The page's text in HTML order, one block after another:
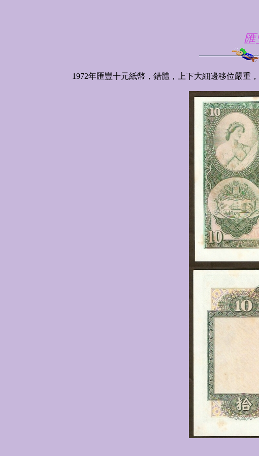
1972年匯豐十元紙幣，錯體，上下大細邊移位嚴重